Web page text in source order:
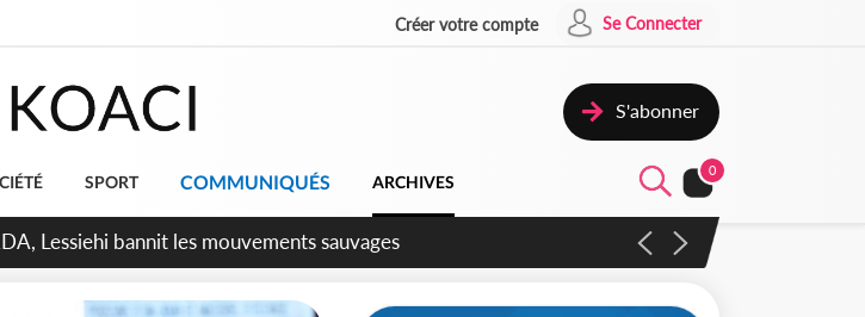
Créer votre compte Se Connecter
S'abonner
SPORT COMMUNIQUÉS ARCHIVES
0
contre les déguerpissements illégaux